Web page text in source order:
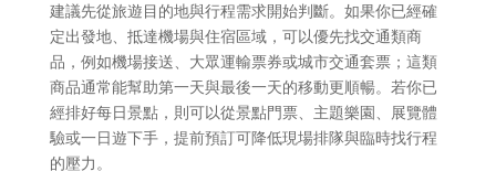
建議先從旅遊目的地與行程需求開始判斷。如果你已經確
定出發地、抵達機場與住宿區域，可以優先找交通類商
品，例如機場接送、大眾運輸票券或城市交通套票；這類
商品通常能幫助第一天與最後一天的移動更順暢。若你已
經排好每日景點，則可以從景點門票、主題樂園、展覽體
驗或一日遊下手，提前預訂可降低現場排隊與臨時找行程
的壓力。